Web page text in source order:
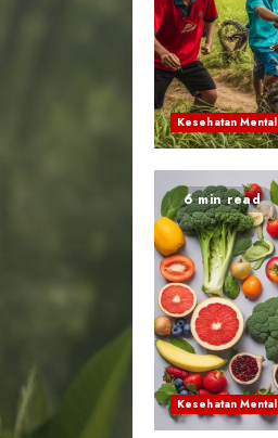
Kesehatan Mental
6 min read
Kesehatan Mental